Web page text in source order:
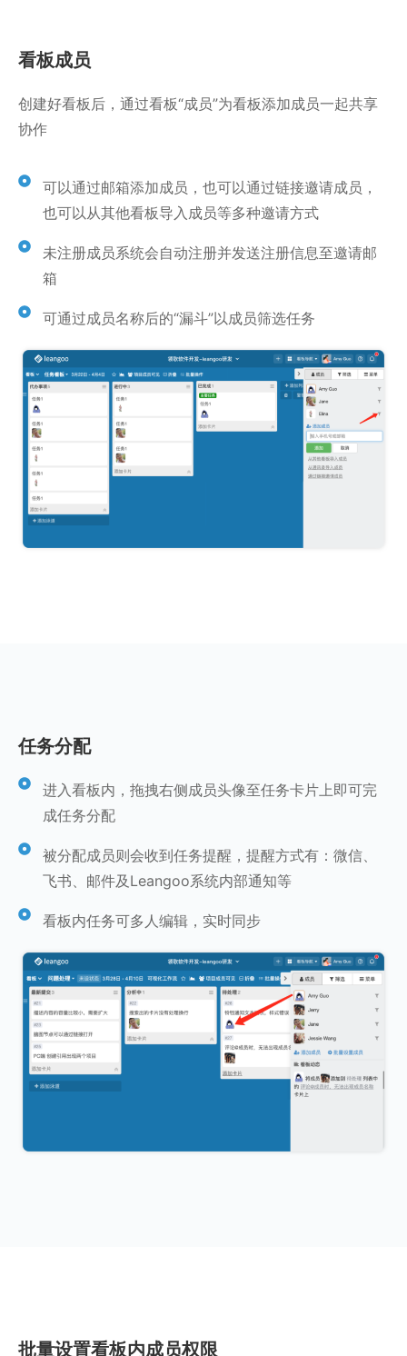
看板成员
创建好看板后，通过看板“成员”为看板添加成员一起共享
协作
可以通过邮箱添加成员，也可以通过链接邀请成员，
也可以从其他看板导入成员等多种邀请方式
未注册成员系统会自动注册并发送注册信息至邀请邮
箱
可通过成员名称后的“漏斗”以成员筛选任务
任务分配
进入看板内，拖拽右侧成员头像至任务卡片上即可完
成任务分配
被分配成员则会收到任务提醒，提醒方式有：微信、
飞书、邮件及Leangoo系统内部通知等
看板内任务可多人编辑，实时同步
批量设置看板内成员权限